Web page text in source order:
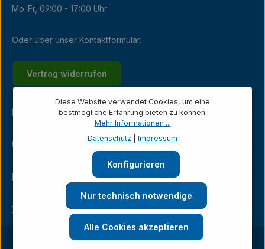
Mo-Fr, 09:00 - 17:00 Uhr
Oder über unser Kontaktformular.
Vertrag widerrufen
Kundenservice
Unternehmen
Ladengeschäft
Zahlungsarten
Diese Website verwendet Cookies, um eine
bestmögliche Erfahrung bieten zu können.
Mehr Informationen ...
Datenschutz
Impressum
Nur technisch notwendige
Konfigurieren
Alle Cookies akzeptieren